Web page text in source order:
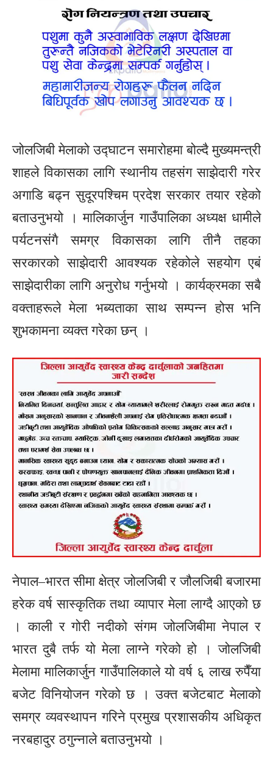
जोलजिबी मेलाको उद्घाटन समारोहमा बोल्दै मुख्यमन्त्री
शाहले विकासका लागि स्थानीय तहसंग साझेदारी गरेर
अगाडि बढ्न सुदूरपश्चिम प्रदेश सरकार तयार रहेको
बताउनुभयो । मालिकार्जुन गाउँपालिका अध्यक्ष धामीले
पर्यटनसंगै समग्र विकासका लागि तीनै तहका
सरकारको साझेदारी आवश्यक रहेकोले सहयोग एबं
साझेदारीका लागि अनुरोध गर्नुभयो । कार्यक्रमका सबै
वक्ताहरूले मेला भब्यताका साथ सम्पन्न होस भनि
शुभकामना व्यक्त गरेका छन् ।
नेपाल–भारत सीमा क्षेत्र जोलजिबी र जौलजिबी बजारमा
हरेक वर्ष सास्कृतिक तथा व्यापार मेला लाग्दै आएको छ
। काली र गोरी नदीको संगम जोलजिबीमा नेपाल र
भारत दुबै तर्फ यो मेला लाग्ने गरेको हो । जोलजिबी
मेलामा मालिकार्जुन गाउँपालिकाले यो वर्ष ६ लाख रुपैँया
बजेट विनियोजन गरेको छ । उक्त बजेटबाट मेलाको
समग्र व्यवस्थापन गरिने प्रमुख प्रशासकीय अधिकृत
नरबहादुर ठगुन्नाले बताउनुभयो ।